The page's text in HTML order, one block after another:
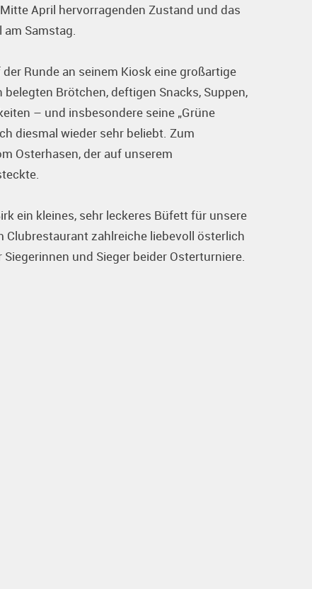
April hervorragenden Zustand und das
Samstag.
Runde an seinem Kiosk eine großartige
Brötchen, deftigen Snacks, Suppen,
– und insbesondere seine „Grüne
diesmal wieder sehr beliebt. Zum
Osterhasen, der auf unserem
ein kleines, sehr leckeres Büfett für unsere
zahlreiche liebevoll österlich
und Sieger beider Osterturniere.